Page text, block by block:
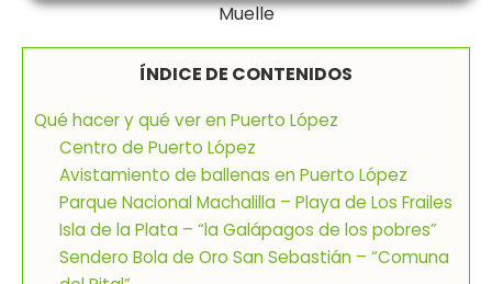
Muelle
ÍNDICE DE CONTENIDOS
Qué hacer y qué ver en Puerto López
Centro de Puerto López
Avistamiento de ballenas en Puerto López
Parque Nacional Machalilla – Playa de Los Frailes
Isla de la Plata – “la Galápagos de los pobres”
Sendero Bola de Oro San Sebastián – “Comuna